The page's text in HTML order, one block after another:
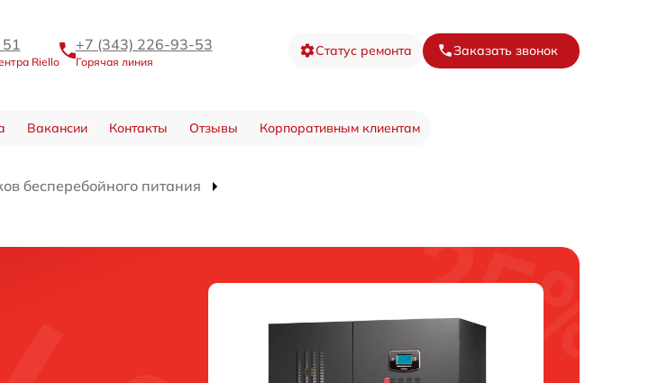
Riello
+7 (343) 226-93-53
Горячая линия
Статус ремонта Заказать звонок
Вакансии Контакты Отзывы Корпоративным клиентам
бесперебойного питания